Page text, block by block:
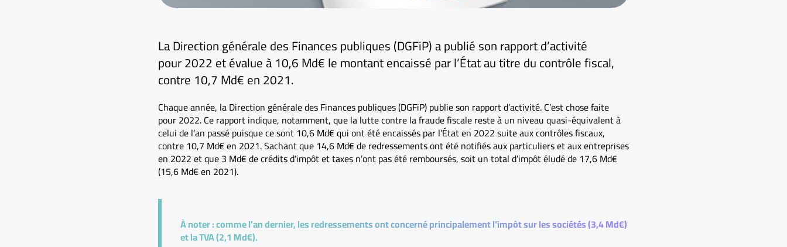
La Direction générale des Finances publiques (DGFiP) a publié son rapport d’activité
pour 2022 et évalue à 10,6 Md€ le montant encaissé par l’État au titre du contrôle fiscal,
contre 10,7 Md€ en 2021.
Chaque année, la Direction générale des Finances publiques (DGFiP) publie son rapport d’activité. C’est chose faite
pour 2022. Ce rapport indique, notamment, que la lutte contre la fraude fiscale reste à un niveau quasi-équivalent à
celui de l’an passé puisque ce sont 10,6 Md€ qui ont été encaissés par l’État en 2022 suite aux contrôles fiscaux,
contre 10,7 Md€ en 2021. Sachant que 14,6 Md€ de redressements ont été notifiés aux particuliers et aux entreprises
en 2022 et que 3 Md€ de crédits d’impôt et taxes n’ont pas été remboursés, soit un total d’impôt éludé de 17,6 Md€
(15,6 Md€ en 2021).
À noter :comme l’an dernier, les redressements ont concerné principalement l’impôt sur les sociétés (3,4 Md€)
et la TVA (2,1 Md€).